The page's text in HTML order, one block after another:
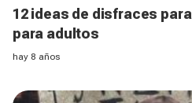
12 ideas de disfraces
para adultos
hay 8 años